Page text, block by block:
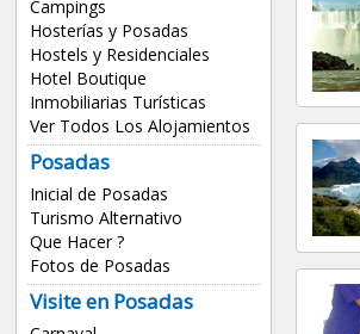
Campings
Hosterías y Posadas
Hostels y Residenciales
Hotel Boutique
Inmobiliarias Turísticas
Ver Todos Los Alojamientos
Posadas
Inicial de Posadas
Turismo Alternativo
Que Hacer ?
Fotos de Posadas
Visite en Posadas